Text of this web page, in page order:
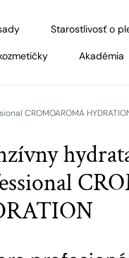
Starostlivosť o
Akadémia
CROMOAROMA